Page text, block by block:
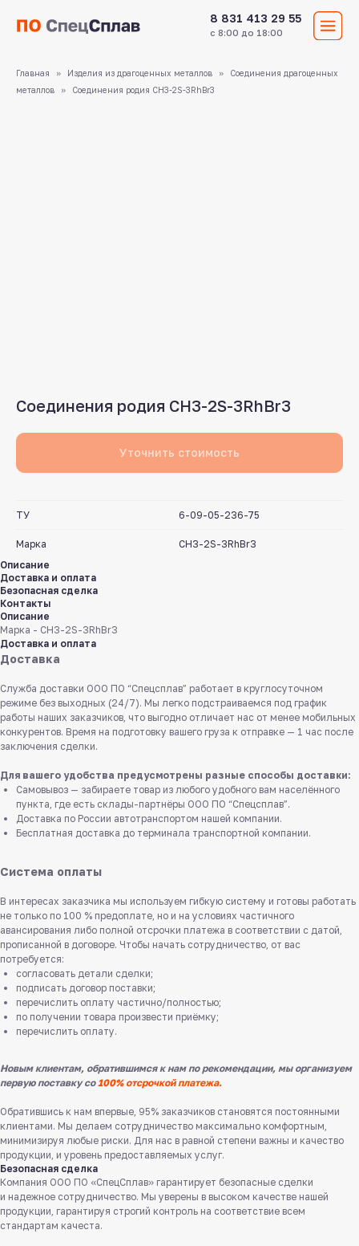
8 831 413 29 55
Главная Изделия из драгоценных металлов
Соединения драгоценных
металлов
Соединения родия CH3-2S-3RhBr3
Соединения родия CH3-2S-3RhBr3
Уточнить стоимость
ТУ 6-09-05-236-75
Марка
CH3-2S-3RhBr3
Описание
Доставка и оплата
Безопасная сделка
Контакты
Описание
Марка - CH3-2S-3RhBr3
Доставка и оплата
Доставка
Служба доставки ООО ПО “Спецсплав” работает в круглосуточном
режиме без выходных (24/7). Мы легко подстраиваемся под график
работы наших заказчиков, что выгодно отличает нас от менее мобильных
конкурентов. Время на подготовку вашего груза к отправке — 1 час после
заключения сделки.
Для вашего удобства предусмотрены разные способы доставки:
Самовывоз — забираете товар из любого удобного вам населённого
пункта, где есть склады-партнёры ООО ПО “Спецсплав”.
Доставка по России автотранспортом нашей компании.
Бесплатная доставка до терминала транспортной компании.
Система оплаты
В интересах заказчика мы используем гибкую систему и готовы работать
не только по 100 % предоплате, но и на условиях частичного
авансирования либо полной отсрочки платежа в соответствии с датой,
прописанной в договоре. Чтобы начать сотрудничество, от вас
потребуется:
согласовать детали сделки;
подписать договор поставки;
перечислить оплату частично/полностью;
по получении товара произвести приёмку;
перечислить оплату.
Новым клиентам, обратившимся к нам по рекомендации, мы организуем
первую поставку со100% отсрочкой платежа.
Обратившись к нам впервые, 95% заказчиков становятся постоянными
клиентами. Мы делаем сотрудничество максимально комфортным,
минимизируя любые риски. Для нас в равной степени важны и качество
продукции, и уровень предоставляемых услуг.
Безопасная сделка
Компания ООО ПО «СпецСплав» гарантирует безопасные сделки
и надежное сотрудничество. Мы уверены в высоком качестве нашей
продукции, гарантируя строгий контроль на соответствие всем
стандартам качеста.